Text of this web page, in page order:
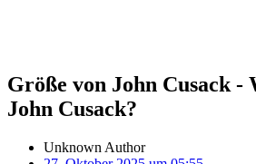
Größe von John Cusack -
John Cusack?
Unknown Author